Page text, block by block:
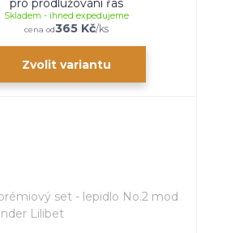
pro prodlužování řas
cena od365 Kč/ks
Skladem - ihned expedujeme
Zvolit variantu